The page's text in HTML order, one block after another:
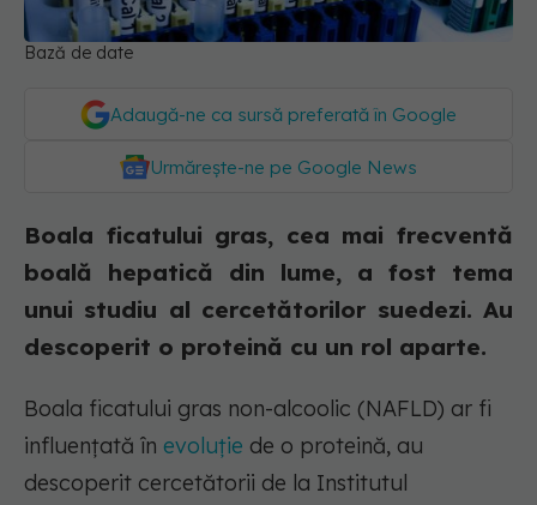
Bază de date
Adaugă-ne ca sursă preferată în Google
Urmărește-ne pe Google News
Boala ficatului gras, cea mai frecventă
boală hepatică din lume, a fost tema
unui studiu al cercetătorilor suedezi. Au
descoperit o proteină cu un rol aparte.
Boala ficatului gras non-alcoolic (NAFLD) ar fi
influențată în evoluție de o proteină, au
descoperit cercetătorii de la Institutul